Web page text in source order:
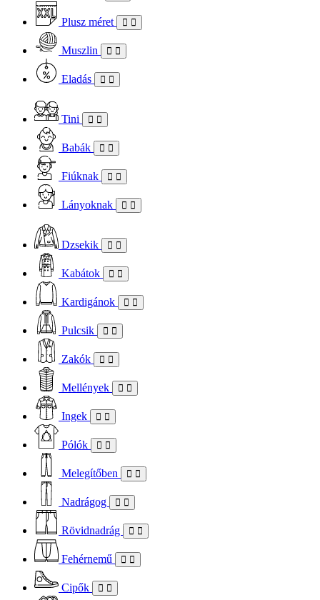
Plusz méret
Muszlin
Eladás
Tini
Babák
Fiúknak
Lányoknak
Dzsekik
Kabátok
Kardigánok
Pulcsik
Zakók
Mellények
Ingek
Pólók
Melegítőben
Nadrágog
Rövidnadrág
Fehérnemű
Cipők